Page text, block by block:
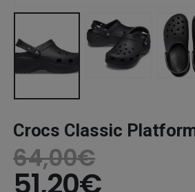
Crocs Classic
64,00€
51,20€